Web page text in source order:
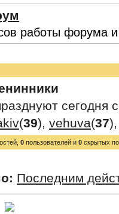
работы форума и
сегодня
(39), vehuva(37
0 пользователей и 0 скрытых
Последним